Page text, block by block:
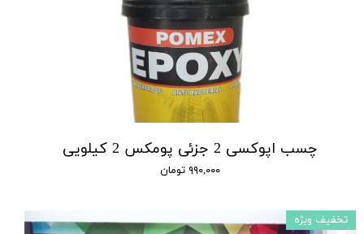
چسب اپوکسی 2 جزئی پومکس 2 کیلویی
۹۹۰,۰۰۰ تومان
تخفیف ویژه